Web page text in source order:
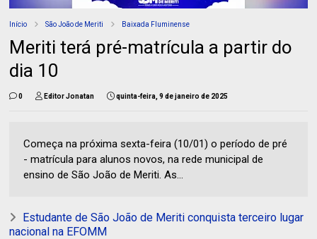
Início São João de Meriti Baixada Fluminense
Meriti terá pré-matrícula a partir do
dia 10
0 Editor Jonatan quinta-feira, 9 de janeiro de 2025
Começa na próxima sexta-feira (10/01) o período de pré
- matrícula para alunos novos, na rede municipal de
ensino de São João de Meriti. As...
Estudante de São João de Meriti conquista terceiro lugar
nacional na EFOMM